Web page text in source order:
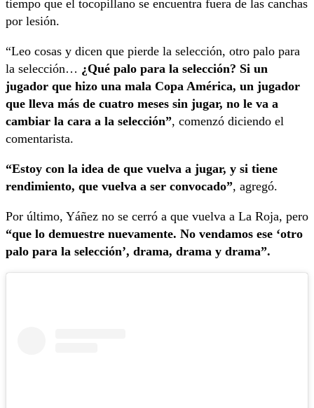
tiempo que el tocopillano se encuentra fuera de las canchas
por lesión.
“Leo cosas y dicen que pierde la selección, otro palo para
la selección… ¿Qué palo para la selección? Si un
jugador que hizo una mala Copa América, un jugador
que lleva más de cuatro meses sin jugar, no le va a
cambiar la cara a la selección”, comenzó diciendo el
comentarista.
“Estoy con la idea de que vuelva a jugar, y si tiene
rendimiento, que vuelva a ser convocado”, agregó.
Por último, Yáñez no se cerró a que vuelva a La Roja, pero
“que lo demuestre nuevamente. No vendamos ese ‘otro
palo para la selección’, drama, drama y drama”.